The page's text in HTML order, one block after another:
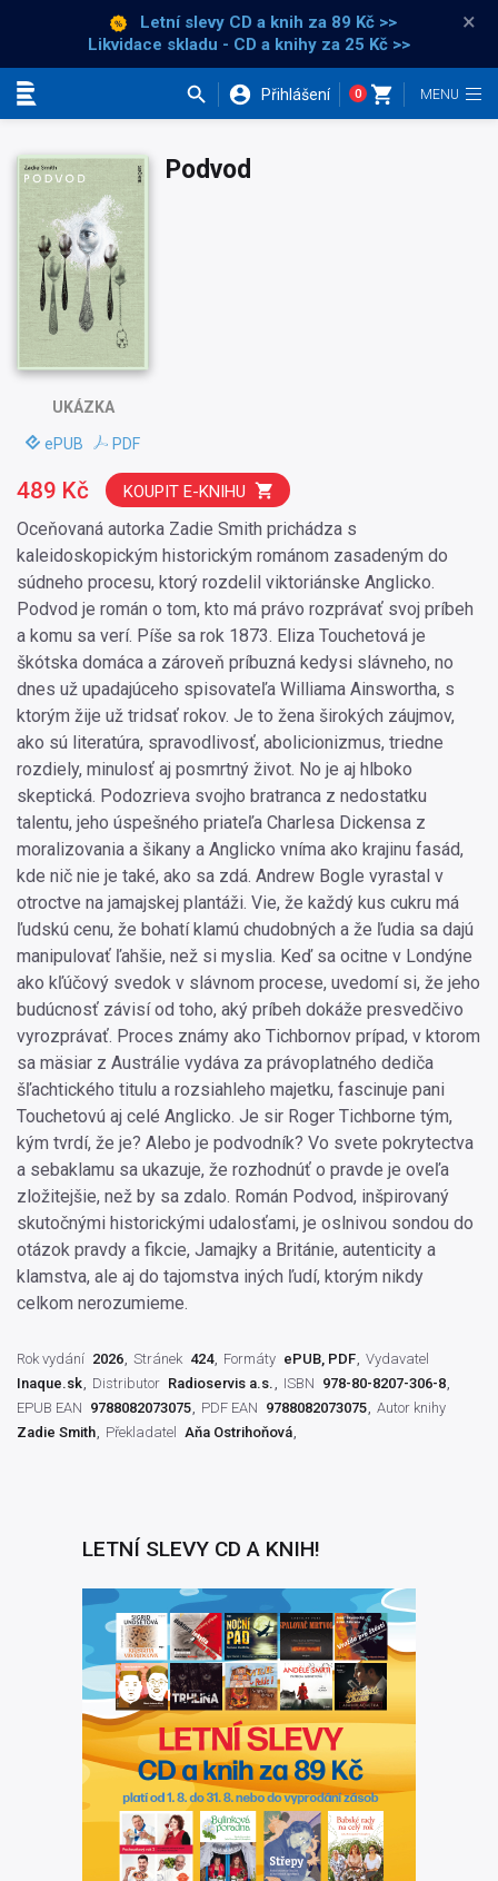
Letní slevy CD a knih za 89 Kč >>
Likvidace skladu - CD a knihy za 25 Kč >>
×
Přihlášení 0
UKÁZKA
ePUB PDF
Podvod
Oceňovaná autorka Zadie Smith prichádza s
kaleidoskopickým historickým románom zasadeným do
súdneho procesu, ktorý rozdelil viktoriánske Anglicko.
Podvod je román o tom, kto má právo rozprávať svoj príbeh
a komu sa verí. Píše sa rok 1873. Eliza Touchetová je
škótska domáca a zároveň príbuzná kedysi slávneho, no
dnes už upadajúceho spisovateľa Williama Ainswortha, s
ktorým žije už tridsať rokov. Je to žena širokých záujmov,
ako sú literatúra, spravodlivosť, abolicionizmus, triedne
rozdiely, minulosť aj posmrtný život. No je aj hlboko
skeptická. Podozrieva svojho bratranca z nedostatku
talentu, jeho úspešného priateľa Charlesa Dickensa z
moralizovania a šikany a Anglicko vníma ako krajinu fasád,
kde nič nie je také, ako sa zdá. Andrew Bogle vyrastal v
otroctve na jamajskej plantáži. Vie, že každý kus cukru má
ľudskú cenu, že bohatí klamú chudobných a že ľudia sa dajú
manipulovať ľahšie, než si myslia. Keď sa ocitne v Londýne
ako kľúčový svedok v slávnom procese, uvedomí si, že jeho
budúcnosť závisí od toho, aký príbeh dokáže presvedčivo
vyrozprávať. Proces známy ako Tichbornov prípad, v ktorom
sa mäsiar z Austrálie vydáva za právoplatného dediča
šľachtického titulu a rozsiahleho majetku, fascinuje pani
Touchetovú aj celé Anglicko. Je sir Roger Tichborne tým,
kým tvrdí, že je? Alebo je podvodník? Vo svete pokrytectva
a sebaklamu sa ukazuje, že rozhodnúť o pravde je oveľa
zložitejšie, než by sa zdalo. Román Podvod, inšpirovaný
skutočnými historickými udalosťami, je oslnivou sondou do
otázok pravdy a fikcie, Jamajky a Británie, autenticity a
klamstva, ale aj do tajomstva iných ľudí, ktorým nikdy
celkom nerozumieme.
489 Kč KOUPIT E-KNIHU
Rok vydání 2026 Stránek 424 Formáty ePUB, PDF Vydavatel
Inaque.sk
Distributor Radioservis a.s. ISBN 978-80-8207-306-8
EPUB EAN 9788082073075 PDF EAN 9788082073075 Autor knihy
Zadie Smith
Překladatel Aňa Ostrihoňová
LETNÍ SLEVY CD A KNIH!